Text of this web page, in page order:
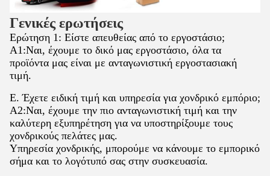
Γενικές ερωτήσεις
Ερώτηση 1: Είστε απευθείας από το εργοστάσιο;
Α1:Ναι, έχουμε το δικό μας εργοστάσιο, όλα τα
προϊόντα μας είναι με ανταγωνιστική εργοστασιακή
τιμή.
Ε. Έχετε ειδική τιμή και υπηρεσία για χονδρικό εμπόριο;
Α2:Ναι, έχουμε την πιο ανταγωνιστική τιμή και την
καλύτερη εξυπηρέτηση για να υποστηρίξουμε τους
χονδρικούς πελάτες μας.
Υπηρεσία χονδρικής, μπορούμε να κάνουμε το εμπορικό
σήμα και το λογότυπό σας στην συσκευασία.